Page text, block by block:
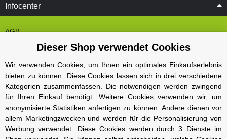
Infocenter
AGB
Cookie Einstelungen
Datenschutz
Impressum
Kontakt und Öffnungszeiten
Versand und Zahlungsarten
Widerrufsbelehrung
Dieser Shop verwendet Cookies
Wir verwenden Cookies, um Ihnen ein optimales Einkaufserlebnis
bieten zu können. Diese Cookies lassen sich in drei verschiedene
Kategorien zusammenfassen. Die notwendigen werden zwingend
für Ihren Einkauf benötigt. Weitere Cookies verwenden wir, um
anonymisierte Statistiken anfertigen zu können. Andere dienen vor
allem Marketingzwecken und werden für die Personalisierung von
Werbung verwendet. Diese Cookies werden durch 3 Dienste im